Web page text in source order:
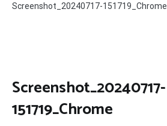
Screenshot_20240717-151719_Chrome
Screenshot_20240717-
151719_Chrome